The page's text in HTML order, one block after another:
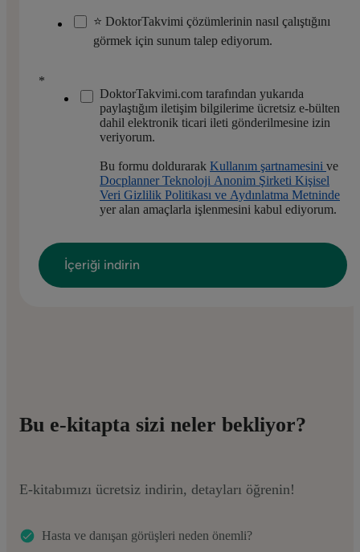
⭐ DoktorTakvimi çözümlerinin nasıl çalıştığını
görmek için sunum talep ediyorum.
*
DoktorTakvimi.com tarafından yukarıda
paylaştığım iletişim bilgilerime ücretsiz e-bülten
dahil elektronik ticari ileti gönderilmesine izin
veriyorum.
Bu formu doldurarak Kullanım şartnamesini ve
Docplanner Teknoloji Anonim Şirketi Kişisel
Veri Gizlilik Politikası ve Aydınlatma Metninde
yer alan amaçlarla işlenmesini kabul ediyorum.
Bu e-kitapta sizi neler bekliyor?
E-kitabımızı ücretsiz indirin, detayları öğrenin!
Hasta ve danışan görüşleri neden önemli?